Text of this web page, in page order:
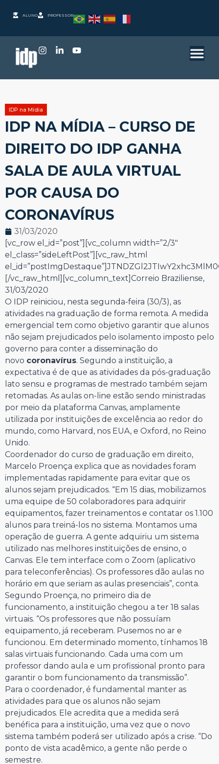
ALUNO PROFESSOR
IDP na Mídia
IDP NA MÍDIA – CURSO DE
DIREITO DO IDP GANHA
SALA DE AULA VIRTUAL
POR CAUSA DO
CORONAVÍRUS
31/03/2020
[vc_row el_id=”post”][vc_column width=”2/3″
el_class=”sideLeftPost”][vc_raw_html
[/vc_raw_html][vc_column_text]Correio Braziliense,
31/03/2020
O IDP reiniciou, nesta segunda-feira (30/3), as
atividades na graduação de forma remota. A medida
emergencial tem como objetivo garantir que alunos
não sejam prejudicados pelo isolamento imposto pelo
governo para conter a disseminação do
novo coronavírus. Segundo a instituição, a
expectativa é de que as atividades da pós-graduação
lato sensu e programas de mestrado também sejam
retomadas. As aulas on-line estão sendo ministradas
por meio da plataforma Canvas, amplamente
utilizada por instituições de excelência ao redor do
mundo, como Harvard, nos EUA, e Oxford, no Reino
Unido.
Coordenador do curso de graduação em direito,
Marcelo Proença explica que as novidades foram
implementadas rapidamente para evitar que os
alunos sejam prejudicados. “Em 15 dias, mobilizamos
uma equipe de 50 colaboradores para adquirir
equipamentos, fazer treinamentos e contatar os 1.100
alunos para treiná-los no sistema. Montamos uma
operação de guerra. A gente adquiriu um sistema
utilizado nas melhores instituições de ensino, o
Canvas. Ele tem interface com o Zoom (aplicativo
para teleconferências). Os professores dão aulas no
horário em que seriam as aulas presenciais”, conta.
Segundo Proença, no primeiro dia de
funcionamento, a instituição chegou a ter 18 salas
virtuais. “Os professores que não possuíam
equipamento, já receberam. Pusemos no ar e
funcionou. Em determinado momento, tínhamos 18
salas virtuais funcionando. Cada uma com um
professor dando aula e um profissional pronto para
garantir o bom funcionamento da transmissão”.
Para o coordenador, é fundamental manter as
atividades para que os alunos não sejam
prejudicados. Ele acredita que a medida será
benéfica para a instituição, uma vez que o novo
sistema também poderá ser utilizado após a crise. “Do
ponto de vista acadêmico, a gente não perde o
semestre.